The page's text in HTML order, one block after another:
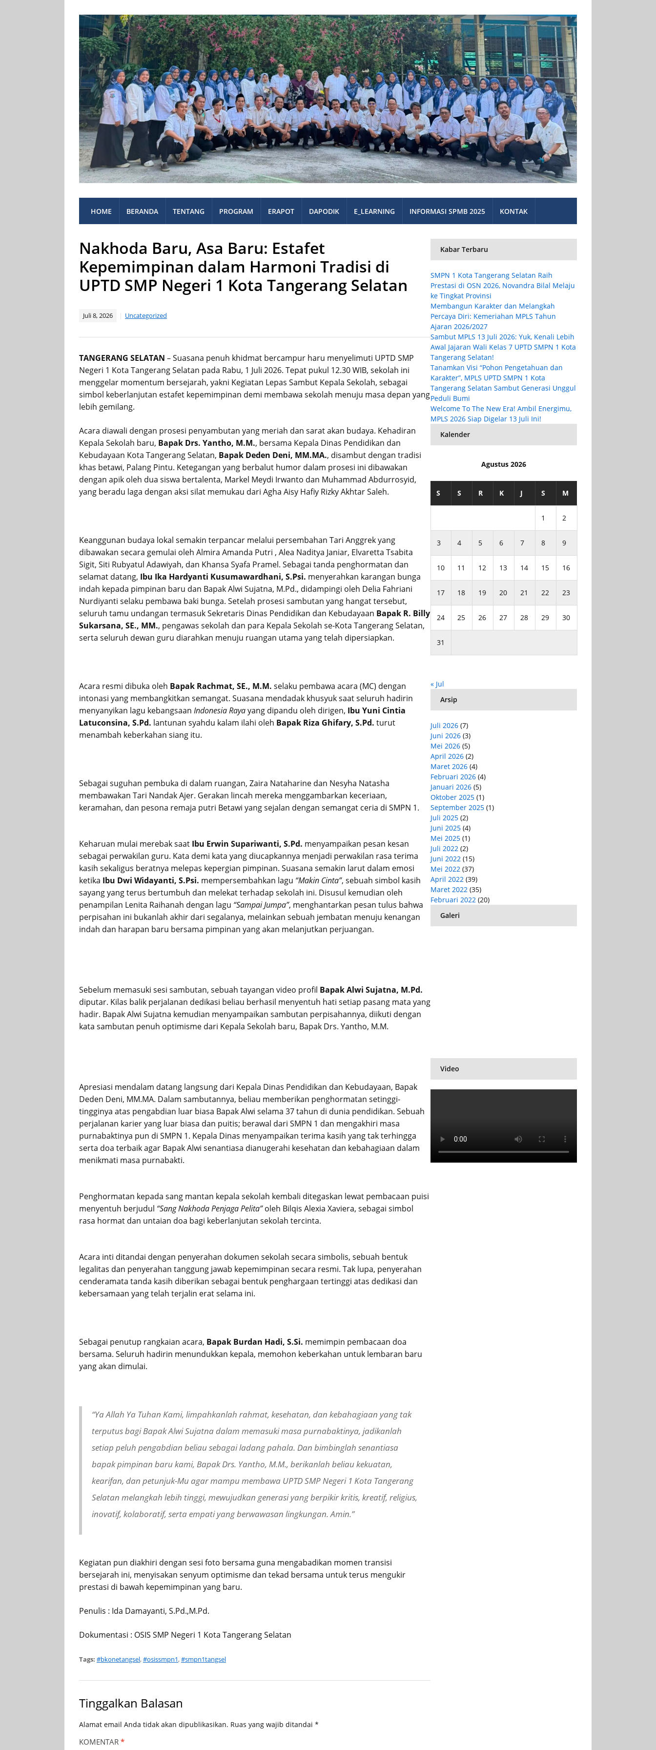
HOME BERANDA TENTANG PROGRAM ERAPOT DAPODIK E_LEARNING INFORMASI SPMB 2025 KONTAK
Nakhoda Baru, Asa Baru: Estafet
Kepemimpinan dalam Harmoni Tradisi di
UPTD SMP Negeri 1 Kota Tangerang Selatan
Juli 8, 2026 Uncategorized
TANGERANG SELATAN – Suasana penuh khidmat bercampur haru menyelimuti UPTD SMP
Negeri 1 Kota Tangerang Selatan pada Rabu, 1 Juli 2026. Tepat pukul 12.30 WIB, sekolah ini
menggelar momentum bersejarah, yakni Kegiatan Lepas Sambut Kepala Sekolah, sebagai
simbol keberlanjutan estafet kepemimpinan demi membawa sekolah menuju masa depan yang
lebih gemilang.
Acara diawali dengan prosesi penyambutan yang meriah dan sarat akan budaya. Kehadiran
Kepala Sekolah baru, Bapak Drs. Yantho, M.M., bersama Kepala Dinas Pendidikan dan
Kebudayaan Kota Tangerang Selatan, Bapak Deden Deni, MM.MA., disambut dengan tradisi
khas betawi, Palang Pintu. Ketegangan yang berbalut humor dalam prosesi ini dibawakan
dengan apik oleh dua siswa bertalenta, Markel Meydi Irwanto dan Muhammad Abdurrosyid,
yang beradu laga dengan aksi silat memukau dari Agha Aisy Hafiy Rizky Akhtar Saleh.
Keanggunan budaya lokal semakin terpancar melalui persembahan Tari Anggrek yang
dibawakan secara gemulai oleh Almira Amanda Putri , Alea Naditya Janiar, Elvaretta Tsabita
Sigit, Siti Rubyatul Adawiyah, dan Khansa Syafa Pramel. Sebagai tanda penghormatan dan
selamat datang, Ibu Ika Hardyanti Kusumawardhani, S.Psi. menyerahkan karangan bunga
indah kepada pimpinan baru dan Bapak Alwi Sujatna, M.Pd., didampingi oleh Delia Fahriani
Nurdiyanti selaku pembawa baki bunga. Setelah prosesi sambutan yang hangat tersebut,
seluruh tamu undangan termasuk Sekretaris Dinas Pendidikan dan Kebudayaan Bapak R. Billy
Sukarsana, SE., MM., pengawas sekolah dan para Kepala Sekolah se-Kota Tangerang Selatan,
serta seluruh dewan guru diarahkan menuju ruangan utama yang telah dipersiapkan.
Acara resmi dibuka oleh Bapak Rachmat, SE., M.M. selaku pembawa acara (MC) dengan
intonasi yang membangkitkan semangat. Suasana mendadak khusyuk saat seluruh hadirin
menyanyikan lagu kebangsaan Indonesia Rayayang dipandu oleh dirigen, Ibu Yuni Cintia
Latuconsina, S.Pd. lantunan syahdu kalam ilahi oleh Bapak Riza Ghifary, S.Pd. turut
menambah keberkahan siang itu.
Sebagai suguhan pembuka di dalam ruangan, Zaira Nataharine dan Nesyha Natasha
membawakan Tari Nandak Ajer. Gerakan lincah mereka menggambarkan keceriaan,
keramahan, dan pesona remaja putri Betawi yang sejalan dengan semangat ceria di SMPN 1.
Keharuan mulai merebak saat Ibu Erwin Supariwanti, S.Pd. menyampaikan pesan kesan
sebagai perwakilan guru. Kata demi kata yang diucapkannya menjadi perwakilan rasa terima
kasih sekaligus beratnya melepas kepergian pimpinan. Suasana semakin larut dalam emosi
ketika Ibu Dwi Widayanti, S.Psi. mempersembahkan lagu “Makin Cinta”, sebuah simbol kasih
sayang yang terus bertumbuh dan melekat terhadap sekolah ini. Disusul kemudian oleh
penampilan Lenita Raihanah dengan lagu “Sampai Jumpa”, menghantarkan pesan tulus bahwa
perpisahan ini bukanlah akhir dari segalanya, melainkan sebuah jembatan menuju kenangan
indah dan harapan baru bersama pimpinan yang akan melanjutkan perjuangan.
Sebelum memasuki sesi sambutan, sebuah tayangan video profil Bapak Alwi Sujatna, M.Pd.
diputar. Kilas balik perjalanan dedikasi beliau berhasil menyentuh hati setiap pasang mata yang
hadir. Bapak Alwi Sujatna kemudian menyampaikan sambutan perpisahannya, diikuti dengan
kata sambutan penuh optimisme dari Kepala Sekolah baru, Bapak Drs. Yantho, M.M.
Apresiasi mendalam datang langsung dari Kepala Dinas Pendidikan dan Kebudayaan, Bapak
Deden Deni, MM.MA. Dalam sambutannya, beliau memberikan penghormatan setinggi-
tingginya atas pengabdian luar biasa Bapak Alwi selama 37 tahun di dunia pendidikan. Sebuah
perjalanan karier yang luar biasa dan puitis; berawal dari SMPN 1 dan mengakhiri masa
purnabaktinya pun di SMPN 1. Kepala Dinas menyampaikan terima kasih yang tak terhingga
serta doa terbaik agar Bapak Alwi senantiasa dianugerahi kesehatan dan kebahagiaan dalam
menikmati masa purnabakti.
Penghormatan kepada sang mantan kepala sekolah kembali ditegaskan lewat pembacaan puisi
menyentuh berjudul “Sang Nakhoda Penjaga Pelita”oleh Bilqis Alexia Xaviera, sebagai simbol
rasa hormat dan untaian doa bagi keberlanjutan sekolah tercinta.
Acara inti ditandai dengan penyerahan dokumen sekolah secara simbolis, sebuah bentuk
legalitas dan penyerahan tanggung jawab kepemimpinan secara resmi. Tak lupa, penyerahan
cenderamata tanda kasih diberikan sebagai bentuk penghargaan tertinggi atas dedikasi dan
kebersamaan yang telah terjalin erat selama ini.
Sebagai penutup rangkaian acara, Bapak Burdan Hadi, S.Si. memimpin pembacaan doa
bersama. Seluruh hadirin menundukkan kepala, memohon keberkahan untuk lembaran baru
yang akan dimulai.
“Ya Allah Ya Tuhan Kami, limpahkanlah rahmat, kesehatan, dan kebahagiaan yang tak
terputus bagi Bapak Alwi Sujatna dalam memasuki masa purnabaktinya, jadikanlah
setiap peluh pengabdian beliau sebagai ladang pahala. Dan bimbinglah senantiasa
bapak pimpinan baru kami, Bapak Drs. Yantho, M.M., berikanlah beliau kekuatan,
kearifan, dan petunjuk-Mu agar mampu membawa UPTD SMP Negeri 1 Kota Tangerang
Selatan melangkah lebih tinggi, mewujudkan generasi yang berpikir kritis, kreatif, religius,
inovatif, kolaboratif, serta empati yang berwawasan lingkungan. Amin.”
Kegiatan pun diakhiri dengan sesi foto bersama guna mengabadikan momen transisi
bersejarah ini, menyisakan senyum optimisme dan tekad bersama untuk terus mengukir
prestasi di bawah kepemimpinan yang baru.
Penulis : Ida Damayanti, S.Pd.,M.Pd.
Dokumentasi : OSIS SMP Negeri 1 Kota Tangerang Selatan
Tags: #bkonetangsel,#osissmpn1,#smpn1tangsel
Tinggalkan Balasan
Alamat email Anda tidak akan dipublikasikan. Ruas yang wajib ditandai *
KOMENTAR *
Kabar Terbaru
SMPN 1 Kota Tangerang Selatan Raih
Prestasi di OSN 2026, Novandra Bilal Melaju
ke Tingkat Provinsi
Membangun Karakter dan Melangkah
Percaya Diri: Kemeriahan MPLS Tahun
Ajaran 2026/2027
Sambut MPLS 13 Juli 2026: Yuk, Kenali Lebih
Awal Jajaran Wali Kelas 7 UPTD SMPN 1 Kota
Tangerang Selatan!
Tanamkan Visi “Pohon Pengetahuan dan
Karakter”, MPLS UPTD SMPN 1 Kota
Tangerang Selatan Sambut Generasi Unggul
Peduli Bumi
Welcome To The New Era! Ambil Energimu,
MPLS 2026 Siap Digelar 13 Juli Ini!
Kalender
Agustus 2026
S S R K J S M
1 2
3 4 5 6 7 8 9
10 11 12 13 14 15 16
17 18 19 20 21 22 23
24 25 26 27 28 29 30
31
« Jul
Arsip
Juli 2026 (7)
Juni 2026 (3)
Mei 2026 (5)
April 2026 (2)
Maret 2026 (4)
Februari 2026 (4)
Januari 2026 (5)
Oktober 2025 (1)
September 2025 (1)
Juli 2025 (2)
Juni 2025 (4)
Mei 2025 (1)
Juli 2022 (2)
Juni 2022 (15)
Mei 2022 (37)
April 2022 (39)
Maret 2022 (35)
Februari 2022 (20)
Galeri
Video